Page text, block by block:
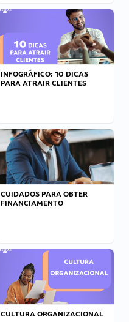
INFOGRÁFICO: 10 DICAS
PARA ATRAIR CLIENTES
CUIDADOS PARA OBTER
FINANCIAMENTO
CULTURA ORGANIZACIONAL